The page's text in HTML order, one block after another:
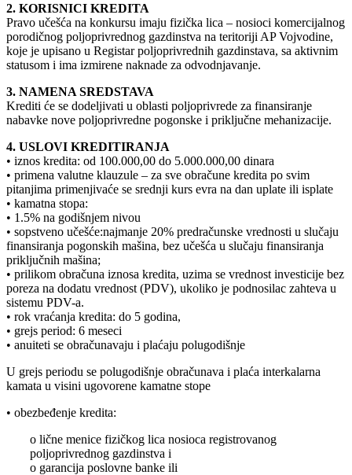
2. KORISNICI KREDITA
Pravo učešća na konkursu imaju fizička lica – nosioci komercijalnog
porodičnog poljoprivrednog gazdinstva na teritoriji AP Vojvodine,
koje je upisano u Registar poljoprivrednih gazdinstava, sa aktivnim
statusom i ima izmirene naknade za odvodnjavanje.
3. NAMENA SREDSTAVA
Krediti će se dodeljivati u oblasti poljoprivrede za finansiranje
nabavke nove poljoprivredne pogonske i priključne mehanizacije.
4. USLOVI KREDITIRANJA
• iznos kredita: od 100.000,00 do 5.000.000,00 dinara
• primena valutne klauzule – za sve obračune kredita po svim
pitanjima primenjivaće se srednji kurs evra na dan uplate ili isplate
• kamatna stopa:
• 1.5% na godišnjem nivou
• sopstveno učešće:najmanje 20% predračunske vrednosti u slučaju
finansiranja pogonskih mašina, bez učešća u slučaju finansiranja
priključnih mašina;
• prilikom obračuna iznosa kredita, uzima se vrednost investicije bez
poreza na dodatu vrednost (PDV), ukoliko je podnosilac zahteva u
sistemu PDV-a.
• rok vraćanja kredita: do 5 godina,
• grejs period: 6 meseci
• anuiteti se obračunavaju i plaćaju polugodišnje
U grejs periodu se polugodišnje obračunava i plaća interkalarna
kamata u visini ugovorene kamatne stope
• obezbeđenje kredita:
o lične menice fizičkog lica nosioca registrovanog
poljoprivrednog gazdinstva i
o garancija poslovne banke ili